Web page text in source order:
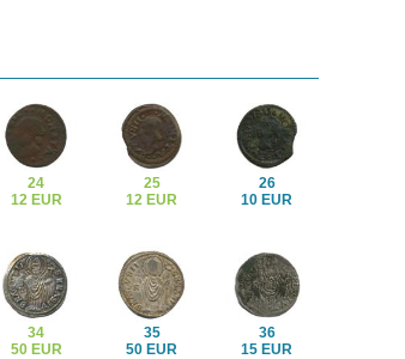
24
12 EUR
25
12 EUR
26
10 EUR
34
50 EUR
35
50 EUR
36
15 EUR